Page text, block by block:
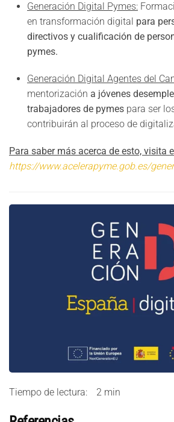
Generación Digital Pymes:
en transformación digital para
directivos y cualificación de
pymes.
Generación Digital Agentes del
mentorización a jóvenes
trabajadores de pymes para ser
contribuirán al proceso de
Para saber más acerca de esto, visita
https://www.acelerapyme.gob.es/
Tiempo de lectura: 2 min